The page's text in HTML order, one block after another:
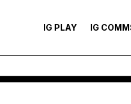
IG PLAY IG